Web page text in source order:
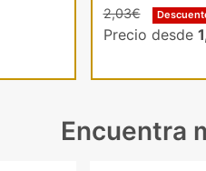
2,03€
Precio desde
Encuentra